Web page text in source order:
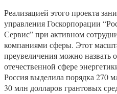
Реализацией этого проекта
управления Госкорпорации
Сервис” при активном
компаниями сферы. Этот
преувеличения можно
отечественной сфере
Россия выделила порядка 270
30 млн долларов грантовых